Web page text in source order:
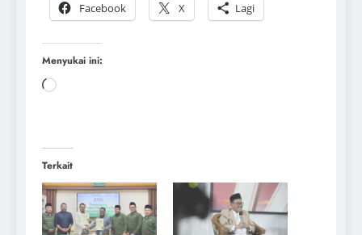
Facebook
X Lagi
Menyukai ini:
Terkait